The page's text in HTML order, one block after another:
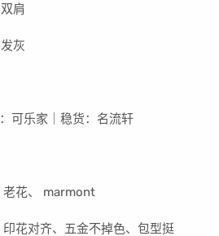
肩
灰
可乐家｜稳货：名流轩
老花、 marmont
花对齐、五金不掉色、包型挺